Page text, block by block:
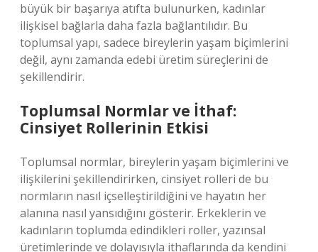
büyük bir başarıya atıfta bulunurken, kadınlar
ilişkisel bağlarla daha fazla bağlantılıdır. Bu
toplumsal yapı, sadece bireylerin yaşam biçimlerini
değil, aynı zamanda edebi üretim süreçlerini de
şekillendirir.
Toplumsal Normlar ve İthaf:
Cinsiyet Rollerinin Etkisi
Toplumsal normlar, bireylerin yaşam biçimlerini ve
ilişkilerini şekillendirirken, cinsiyet rolleri de bu
normların nasıl içselleştirildiğini ve hayatın her
alanına nasıl yansıdığını gösterir. Erkeklerin ve
kadınların toplumda edindikleri roller, yazınsal
üretimlerinde ve dolayısıyla ithaflarında da kendini